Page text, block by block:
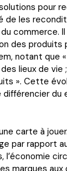
pour
de les
commerce.
des produits
notant que «
lieux de vie
». Cette
différencier
carte à
par rapport
l’économie
marques